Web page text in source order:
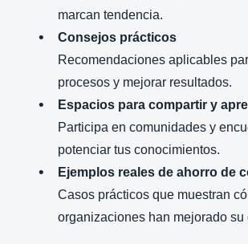
Norway (English)
marcan tendencia.
Consejos prácticos
Recomendaciones aplicables
procesos y mejorar resultados.
Espacios para compartir y
Participa en comunidades y
potenciar tus conocimientos.
Ejemplos reales de ahorro de
Casos prácticos que muestran
organizaciones han mejorado su